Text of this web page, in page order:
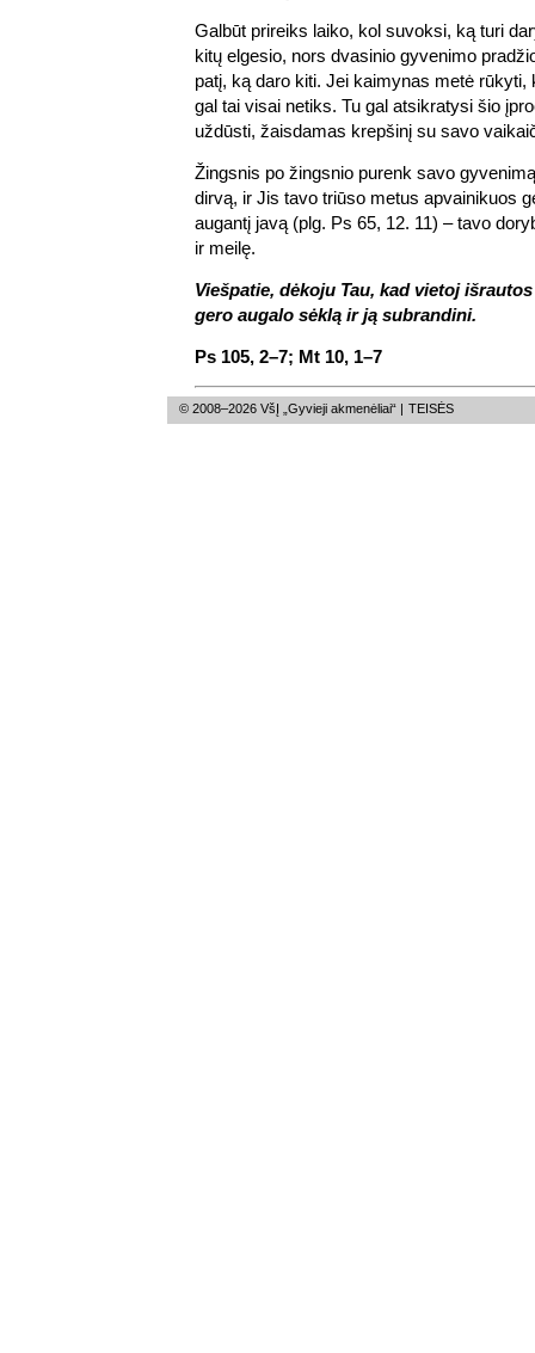
Galbūt prireiks laiko, kol suvoksi, ką turi
kitų elgesio, nors dvasinio gyvenimo
patį, ką daro kiti. Jei kaimynas metė rūkyti,
gal tai visai netiks. Tu gal atsikratysi šio
uždūsti, žaisdamas krepšinį su savo
Žingsnis po žingsnio purenk savo
dirvą, ir Jis tavo triūso metus apvainikuos
augantį javą (plg. Ps 65, 12. 11) – tavo
ir meilę.
Viešpatie, dėkoju Tau, kad vietoj
gero augalo sėklą ir ją subrandini.
Ps 105, 2–7; Mt 10, 1–7
© 2008–2026 VšĮ „Gyvieji akmenėliai“ | TEISĖS